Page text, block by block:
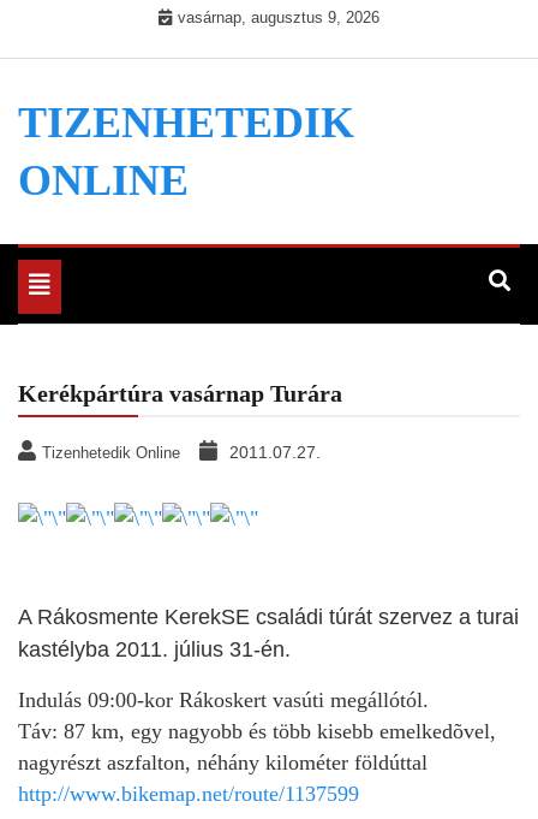
vasárnap, augusztus 9, 2026
TIZENHETEDIK
ONLINE
Toggle
navigation
Kerékpártúra vasárnap Turára
Tizenhetedik Online 2011.07.27.
A Rákosmente KerekSE családi túrát szervez a turai
kastélyba 2011. július 31-én.
Indulás 09:00-kor Rákoskert vasúti megállótól.
Táv: 87 km, egy nagyobb és több kisebb emelkedõvel,
nagyrészt aszfalton, néhány kilométer földúttal
http://www.bikemap.net/route/1137599